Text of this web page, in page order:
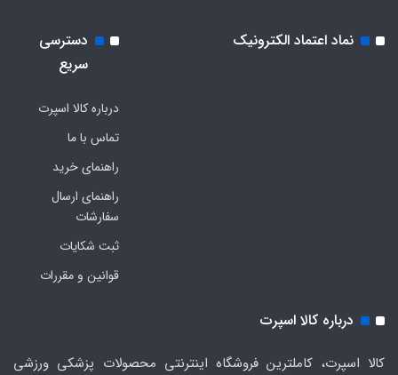
نماد اعتماد الکترونیک
دسترسی
سریع
درباره کالا اسپرت
تماس با ما
راهنمای خرید
راهنمای ارسال
سفارشات
ثبت شکایات
قوانین و مقررات
درباره کالا اسپرت
کالا اسپرت، کاملترین فروشگاه اینترنتی محصولات پزشکی ورزشی